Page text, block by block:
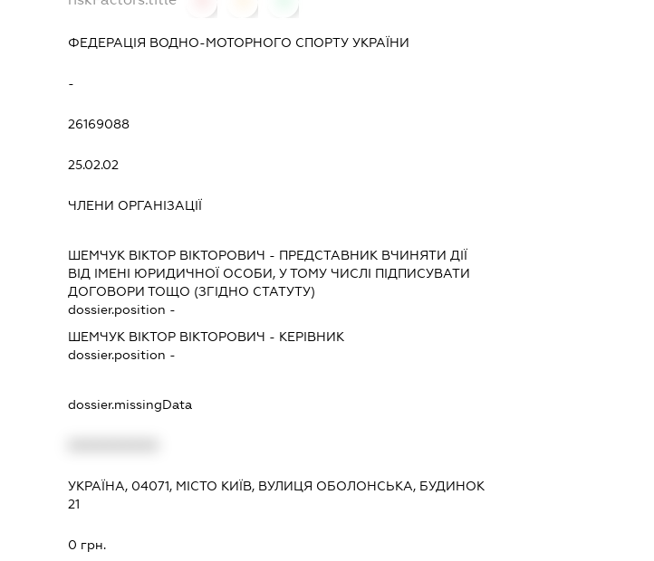
ФЕДЕРАЦІЯ ВОДНО-МОТОРНОГО СПОРТУ УКРАЇНИ
-
26169088
25.02.02
ЧЛЕНИ ОРГАНІЗАЦІЇ
ШЕМЧУК ВІКТОР ВІКТОРОВИЧ - ПРЕДСТАВНИК ВЧИНЯТИ ДІЇ
ВІД ІМЕНІ ЮРИДИЧНОЇ ОСОБИ, У ТОМУ ЧИСЛІ ПІДПИСУВАТИ
ДОГОВОРИ ТОЩО (ЗГІДНО СТАТУТУ)
dossier.position -
ШЕМЧУК ВІКТОР ВІКТОРОВИЧ - КЕРІВНИК
dossier.position -
dossier.missingData
УКРАЇНА, 04071, МІСТО КИЇВ, ВУЛИЦЯ ОБОЛОНСЬКА, БУДИНОК
21
0 грн.